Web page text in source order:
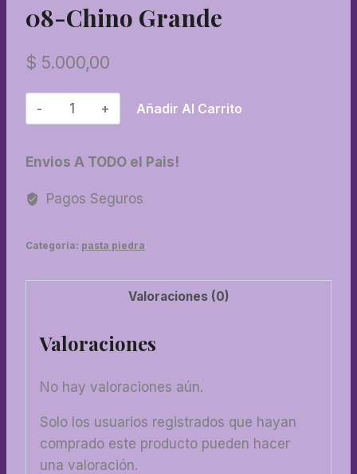
08-Chino Grande
$ 5.000,00
08-
Chino
cantidad
Añadir Al Carrito
Envios A TODO el Pais!
Pagos Seguros
Categoría: pasta piedra
Valoraciones (0)
Valoraciones
No hay valoraciones aún.
Solo los usuarios registrados que hayan
comprado este producto pueden hacer
una valoración.